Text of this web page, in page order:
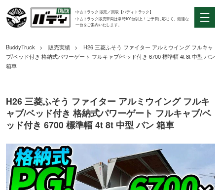
中古トラック 販売／買取【バディトラック】
中古トラック販売車両は常時100台以上！ご予算に応じて、最適な
一台をご案内いたします。
BuddyTruck 販売実績
H26 三菱ふそう ファイター アルミウイング フルキャ
ブ/ベッド付き 格納式パワーゲート フルキャブ/ベッド付き 6700 標準幅 4t 8t 中型 バン
箱車
H26 三菱ふそう ファイター アルミウイング フルキ
ャブ/ベッド付き 格納式パワーゲート フルキャブ/ベ
ッド付き 6700 標準幅 4t 8t 中型 バン 箱車